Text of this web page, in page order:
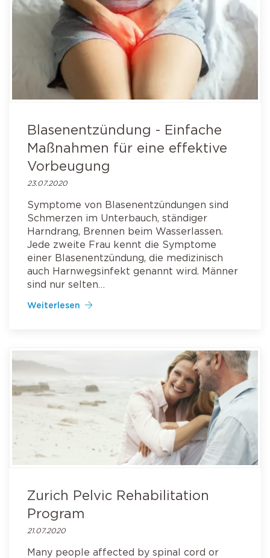
Blasenentzündung - Einfache
Maßnahmen für eine effektive
Vorbeugung
23.07.2020
Symptome von Blasenentzündungen sind
Schmerzen im Unterbauch, ständiger
Harndrang, Brennen beim Wasserlassen.
Jede zweite Frau kennt die Symptome
einer Blasenentzündung, die medizinisch
auch Harnwegsinfekt genannt wird. Männer
sind nur selten…
Weiterlesen
Zurich Pelvic Rehabilitation
Program
21.07.2020
Many people affected by spinal cord or